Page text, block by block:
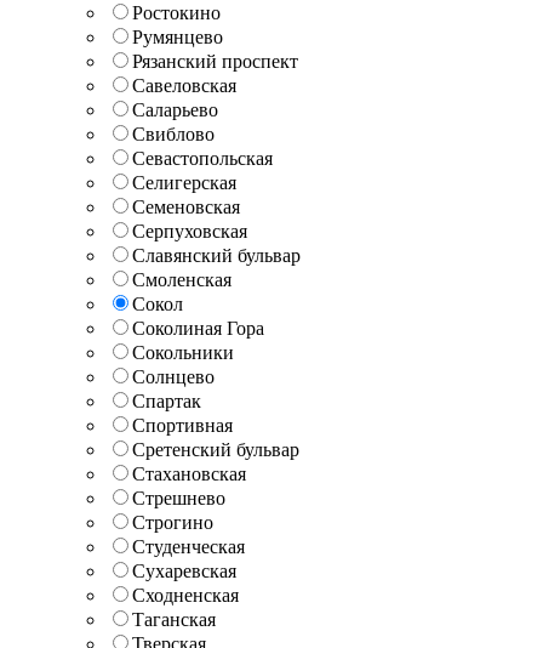
Ростокино
Румянцево
Рязанский проспект
Савеловская
Саларьево
Свиблово
Севастопольская
Селигерская
Семеновская
Серпуховская
Славянский бульвар
Смоленская
Сокол
Соколиная Гора
Сокольники
Солнцево
Спартак
Спортивная
Сретенский бульвар
Стахановская
Стрешнево
Строгино
Студенческая
Сухаревская
Сходненская
Таганская
Тверская